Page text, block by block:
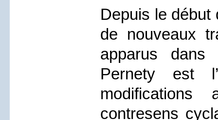
Depuis le début
de nouveaux
apparus
Pernety est
contresens